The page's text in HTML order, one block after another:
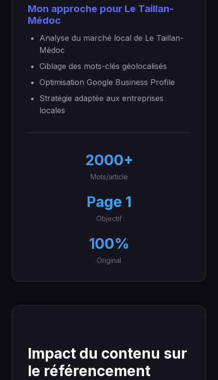
Mon approche pour Le Taillan-
Médoc
Analyse du marché local de Le Taillan-
Médoc
Ciblage des mots-clés géolocalisés
Optimisation Google Business Profile
Stratégie adaptée aux entreprises
locales
2000+
Mots/article
Page 1
Objectif
100%
Original
Impact du contenu sur
le référencement